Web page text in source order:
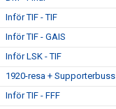
Inför TIF - TIF
Inför TIF - GAIS
Inför LSK - TIF
1920-resa + Supporterbuss
Inför TIF - FFF